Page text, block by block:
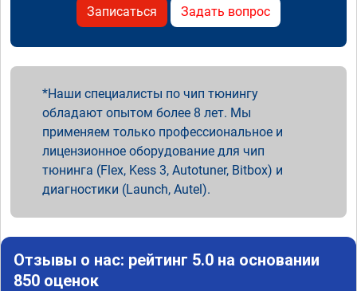
Записаться Задать вопрос
Наши специалисты по чип тюнингу
обладают опытом более 8 лет. Мы
применяем только профессиональное и
лицензионное оборудование для чип
тюнинга (Flex, Kess 3, Autotuner, Bitbox) и
диагностики (Launch, Autel).
Отзывы о нас: рейтинг 5.0 на основании
850 оценок